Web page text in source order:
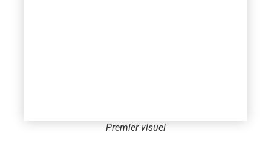
Premier visuel